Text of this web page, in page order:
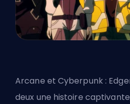
Arcane et Cyberpunk :
deux une histoire